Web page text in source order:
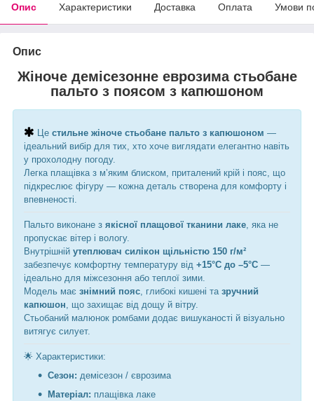
Опис Характеристики Доставка Оплата Умови
Опис
Жіноче демісезонне еврозима стьобане
пальто з поясом з капюшоном
Це стильне жіноче стьобане пальто з капюшоном —
ідеальний вибір для тих, хто хоче виглядати елегантно навіть
у прохолодну погоду.
Легка плащівка з м’яким блиском, приталений крій і пояс, що
підкреслює фігуру — кожна деталь створена для комфорту і
впевненості.
Пальто виконане з якісної плащової тканини лаке, яка не
пропускає вітер і вологу.
Внутрішній утеплювач силікон щільністю 150 г/м²
забезпечує комфортну температуру від +15°C до –5°C —
ідеально для міжсезоння або теплої зими.
Модель має знімний пояс, глибокі кишені та зручний
капюшон, що захищає від дощу й вітру.
Стьобаний малюнок ромбами додає вишуканості й візуально
витягує силует.
🌟 Характеристики:
Сезон: демісезон / єврозима
Матеріал: плащівка лаке